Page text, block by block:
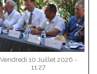
Vendredi 10 Juillet 2026 -
11:27